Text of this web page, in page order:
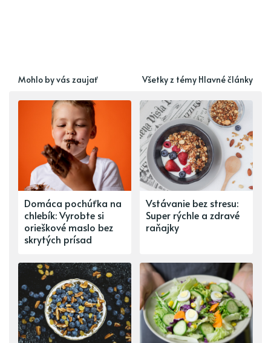
Mohlo by vás zaujať Všetky z témy Hlavné články
Domáca pochúťka na
chlebík: Vyrobte si
orieškové maslo bez
skrytých prísad
Vstávanie bez stresu:
Super rýchle a zdravé
raňajky